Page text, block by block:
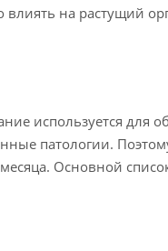
влиять на растущий
используется для
патологии.
Основной